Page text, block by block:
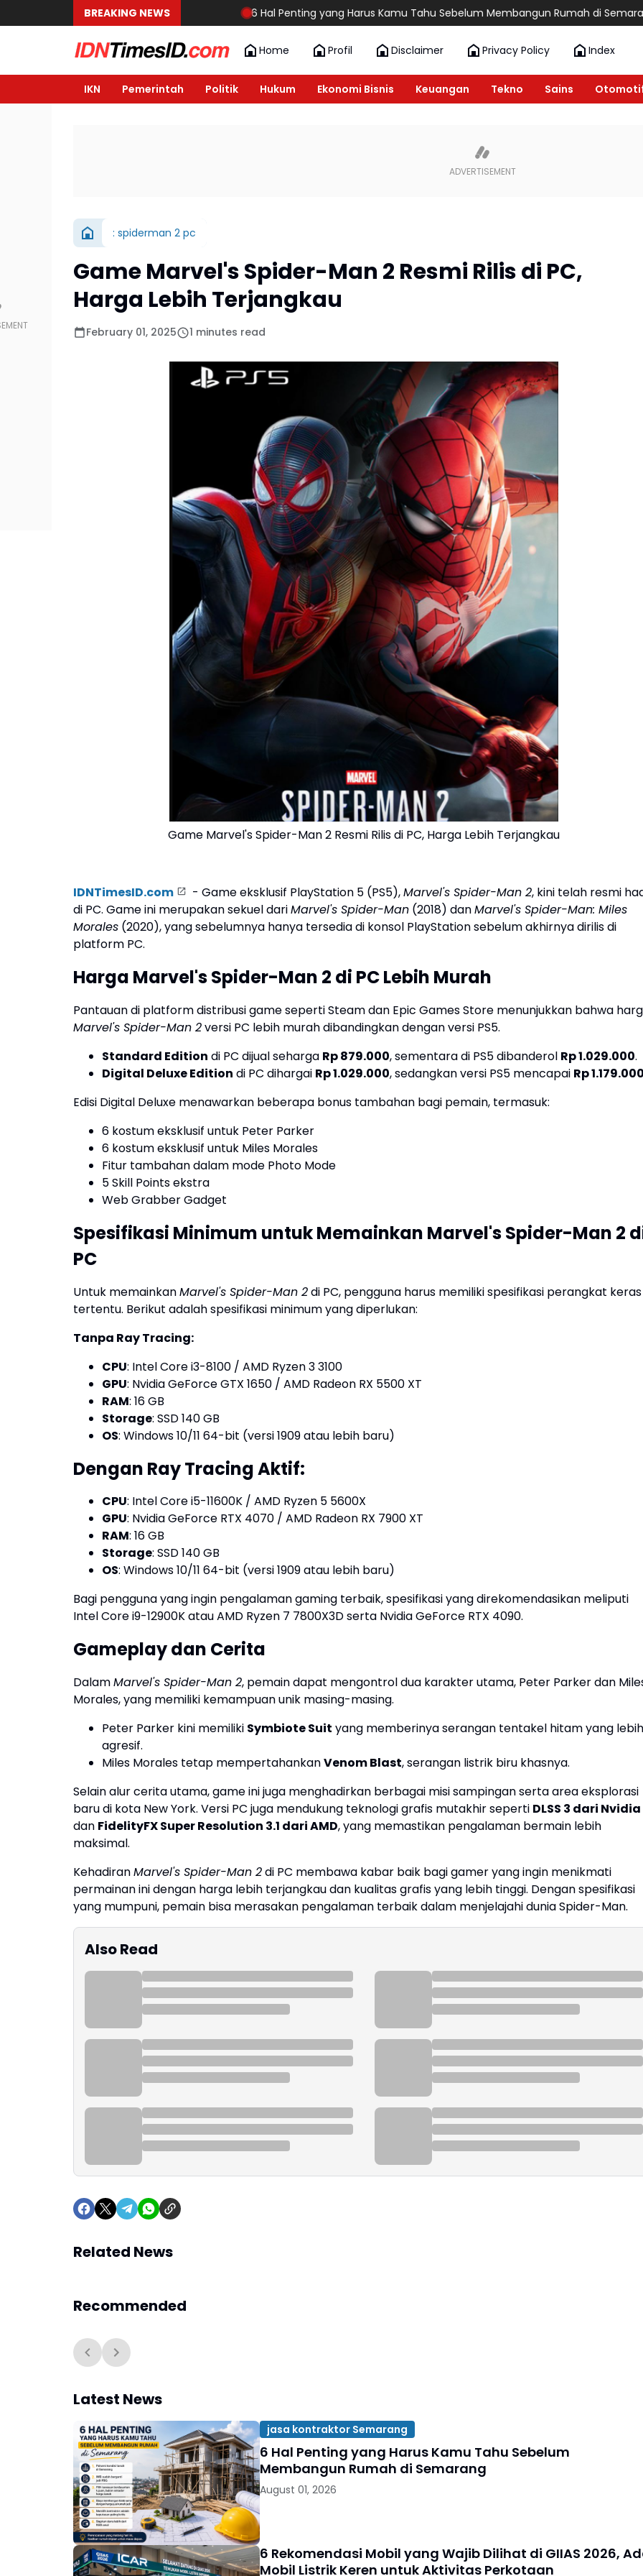
BREAKING NEWS 6 Hal Penting yang Harus Kamu Tahu Sebelum Membangun Rumah di Semarang 6
Home Profil Disclaimer Privacy Policy Index
IKN Pemerintah Politik Hukum Ekonomi Bisnis Keuangan Tekno Sains
: spiderman 2 pc
Game Marvel's Spider-Man 2 Resmi Rilis di PC,
Harga Lebih Terjangkau
February 01, 2025 1 minutes read
Game Marvel's Spider-Man 2 Resmi Rilis di PC, Harga Lebih Terjangkau
IDNTimesID.com - Game eksklusif PlayStation 5 (PS5),Marvel's Spider-Man 2, kini telah resmi
di PC. Game ini merupakan sekuel dariMarvel's Spider-Man (2018) danMarvel's Spider-Man: Miles
Morales (2020), yang sebelumnya hanya tersedia di konsol PlayStation sebelum akhirnya dirilis di
platform PC.
Harga Marvel's Spider-Man 2 di PC Lebih Murah
Pantauan di platform distribusi game seperti Steam dan Epic Games Store menunjukkan bahwa
Marvel's Spider-Man 2versi PC lebih murah dibandingkan dengan versi PS5.
Standard Edition di PC dijual seharga Rp 879.000, sementara di PS5 dibanderol Rp 1.029.000.
Digital Deluxe Edition di PC dihargai Rp 1.029.000, sedangkan versi PS5 mencapai Rp
Edisi Digital Deluxe menawarkan beberapa bonus tambahan bagi pemain, termasuk:
6 kostum eksklusif untuk Peter Parker
6 kostum eksklusif untuk Miles Morales
Fitur tambahan dalam mode Photo Mode
5 Skill Points ekstra
Web Grabber Gadget
Spesifikasi Minimum untuk Memainkan Marvel's Spider-Man 2
PC
Untuk memainkanMarvel's Spider-Man 2di PC, pengguna harus memiliki spesifikasi perangkat keras
tertentu. Berikut adalah spesifikasi minimum yang diperlukan:
Tanpa Ray Tracing:
CPU: Intel Core i3-8100 / AMD Ryzen 3 3100
GPU: Nvidia GeForce GTX 1650 / AMD Radeon RX 5500 XT
RAM: 16 GB
Storage: SSD 140 GB
OS: Windows 10/11 64-bit (versi 1909 atau lebih baru)
Dengan Ray Tracing Aktif:
CPU: Intel Core i5-11600K / AMD Ryzen 5 5600X
GPU: Nvidia GeForce RTX 4070 / AMD Radeon RX 7900 XT
RAM: 16 GB
Storage: SSD 140 GB
OS: Windows 10/11 64-bit (versi 1909 atau lebih baru)
Bagi pengguna yang ingin pengalaman gaming terbaik, spesifikasi yang direkomendasikan meliputi
Intel Core i9-12900K atau AMD Ryzen 7 7800X3D serta Nvidia GeForce RTX 4090.
Gameplay dan Cerita
DalamMarvel's Spider-Man 2, pemain dapat mengontrol dua karakter utama, Peter Parker dan
Morales, yang memiliki kemampuan unik masing-masing.
Peter Parker kini memiliki Symbiote Suit yang memberinya serangan tentakel hitam yang lebih
agresif.
Miles Morales tetap mempertahankanVenom Blast, serangan listrik biru khasnya.
Selain alur cerita utama, game ini juga menghadirkan berbagai misi sampingan serta area eksplorasi
baru di kota New York. Versi PC juga mendukung teknologi grafis mutakhir seperti DLSS 3 dari Nvidia
dan FidelityFX Super Resolution 3.1 dari AMD, yang memastikan pengalaman bermain lebih
maksimal.
KehadiranMarvel's Spider-Man 2di PC membawa kabar baik bagi gamer yang ingin menikmati
permainan ini dengan harga lebih terjangkau dan kualitas grafis yang lebih tinggi. Dengan spesifikasi
yang mumpuni, pemain bisa merasakan pengalaman terbaik dalam menjelajahi dunia Spider-Man.
Also Read
Related News
Recommended
Latest News
jasa kontraktor Semarang
6 Hal Penting yang Harus Kamu Tahu Sebelum
Membangun Rumah di Semarang
August 01, 2026
6 Rekomendasi Mobil yang Wajib Dilihat di GIIAS 2026,
Mobil Listrik Keren untuk Aktivitas Perkotaan